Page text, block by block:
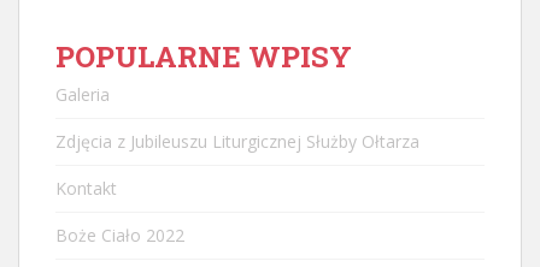
POPULARNE WPISY
Galeria
Zdjęcia z Jubileuszu Liturgicznej Służby Ołtarza
Kontakt
Boże Ciało 2022